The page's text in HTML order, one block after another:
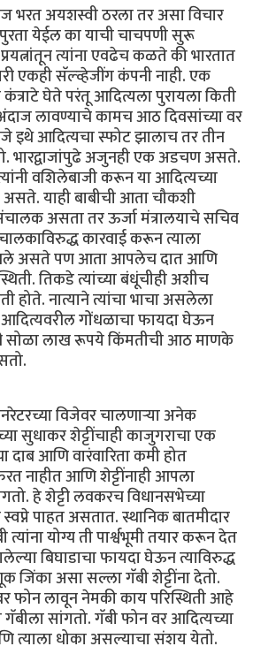
भरत अयशस्वी ठरला तर असा विचार
येईल का याची चाचपणी सुरू
त्यांना एवढेच कळते की भारतात
एकही सॅल्व्हेजींग कंपनी नाही. एक
घेते परंतू आदित्यला पुरायला किती
लावण्याचे कामच आठ दिवसांच्या वर
इथे आदित्यचा स्फोट झालाच तर तीन
भारद्वाजांपुढे अजुनही एक अडचण असते.
वशिलेबाजी करून या आदित्यच्या
याही बाबीची आता चौकशी
असता तर ऊर्जा मंत्रालयाचे सचिव
कारवाई करून त्याला
असते पण आता आपलेच दात आणि
तिकडे त्यांच्या बंधूंचीही अशीच
होते. नात्याने त्यांचा भाचा असलेला
आदित्यवरील गोंधळाचा फायदा घेऊन
सोळा लाख रूपये किंमतीची आठ माणके
विजेवर चालणार्‍या अनेक
सुधाकर शेट्टींचाही काजुगराचा एक
आणि वारंवारिता कमी होत
नाहीत आणि शेट्टींनाही आपला
हे शेट्टी लवकरच विधानसभेच्या
पाहत असतात. स्थानिक बातमीदार
योग्य ती पार्श्वभूमी तयार करून देत
बिघाडाचा फायदा घेऊन त्याविरुद्ध
जिंका असा सल्ला गॅबी शेट्टींना देतो.
फोन लावून नेमकी काय परिस्थिती आहे
सांगतो. गॅबी फोन वर आदित्यच्या
त्याला धोका असल्याचा संशय येतो.